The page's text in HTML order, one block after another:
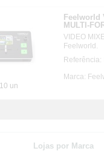
10 un
Feelworld
MULTI-
VIDEO
Feelworld.
Referência:
Marca:
Lojas por Marca